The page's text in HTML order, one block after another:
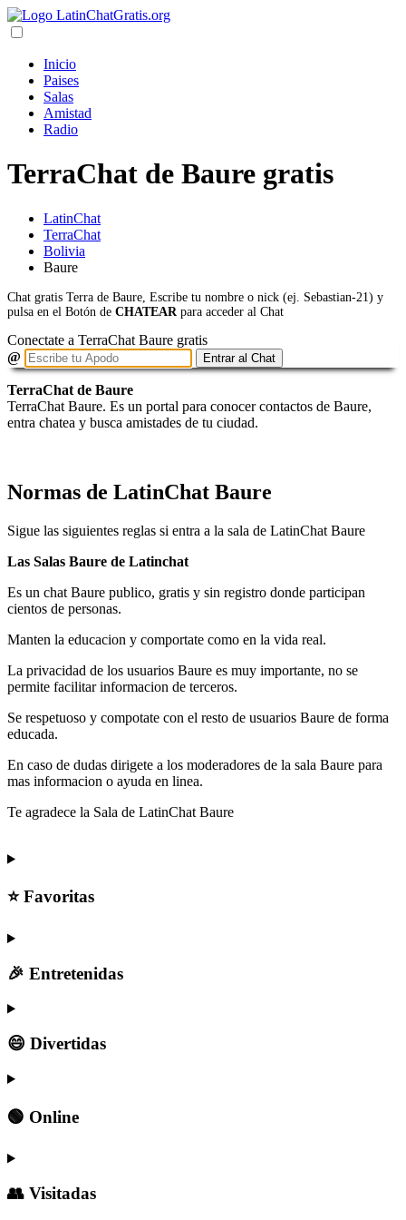
Inicio
Paises
Salas
Amistad
Radio
TerraChat de Baure gratis
LatinChat
TerraChat
Bolivia
Baure
Chat gratis Terra de Baure, Escribe tu nombre o nick (ej. Sebastian-21) y
pulsa en el Botón de CHATEAR para acceder al Chat
Conectate a TerraChat Baure gratis
@
Entrar al Chat
TerraChat de Baure
TerraChat Baure. Es un portal para conocer contactos de Baure,
entra chatea y busca amistades de tu ciudad.
Normas de LatinChat Baure
Sigue las siguientes reglas si entra a la sala de LatinChat Baure
Las Salas Baure de Latinchat
Es un chat Baure publico, gratis y sin registro donde participan
cientos de personas.
Manten la educacion y comportate como en la vida real.
La privacidad de los usuarios Baure es muy importante, no se
permite facilitar informacion de terceros.
Se respetuoso y compotate con el resto de usuarios Baure de forma
educada.
En caso de dudas dirigete a los moderadores de la sala Baure para
mas informacion o ayuda en linea.
Te agradece la Sala de LatinChat Baure
⭐ Favoritas
🎉 Entretenidas
😄 Divertidas
🟢 Online
👥 Visitadas